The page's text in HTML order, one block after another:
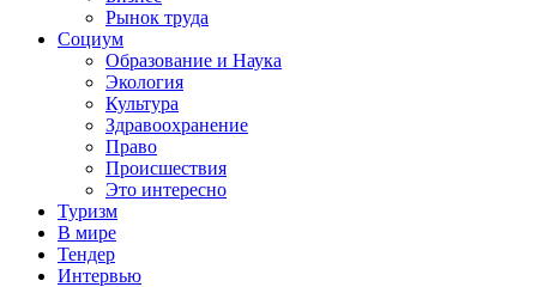
Рынок труда
Социум
Образование и Наука
Экология
Культура
Здравоохранение
Право
Происшествия
Это интересно
Туризм
В мире
Тендер
Интервью